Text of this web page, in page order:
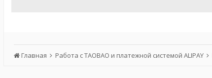
Главная Работа с TAOBAO и платежной системой ALIPAY